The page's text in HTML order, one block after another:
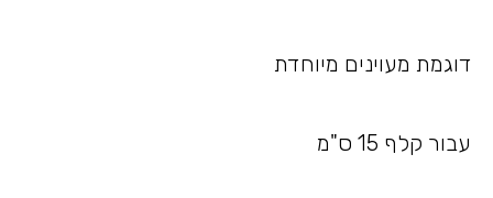
דוגמת מעוינים מיוחדת
עבור קלף 15 ס"מ